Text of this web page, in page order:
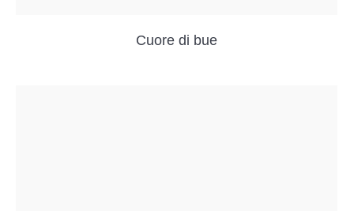
Cuore di bue